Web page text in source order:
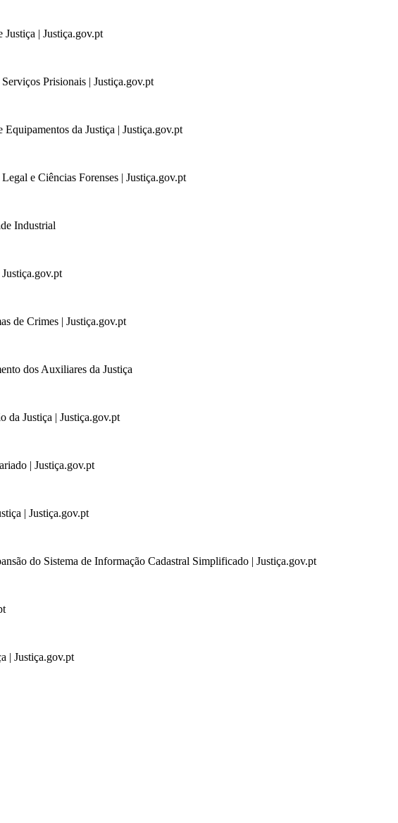
Justiça | Justiça.gov.pt
Prisionais | Justiça.gov.pt
da Justiça | Justiça.gov.pt
e Ciências Forenses | Justiça.gov.pt
Industrial
de Crimes | Justiça.gov.pt
dos Auxiliares da Justiça
da Justiça | Justiça.gov.pt
| Justiça.gov.pt
| Justiça.gov.pt
do Sistema de Informação Cadastral Simplificado | Justiça.gov.pt
| Justiça.gov.pt